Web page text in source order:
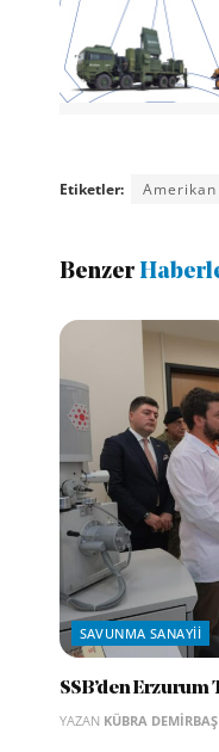
Etiketler: Amerikan
Benzer
SAVUNMA SANAYII
SSB’den
YAZAN KÜBRA DEMIRBAŞ